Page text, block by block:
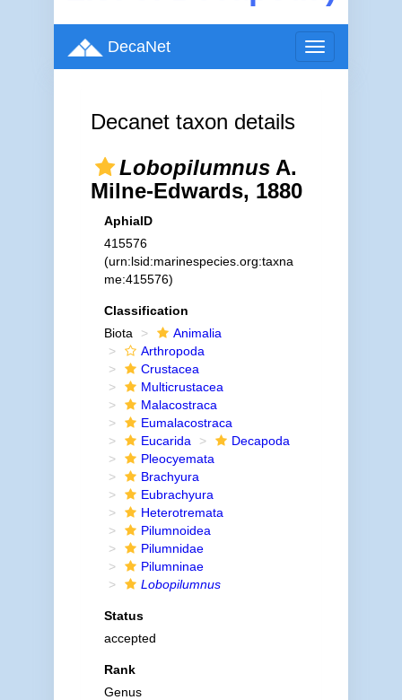
Toggle
navigation
DecaNet
Decanet taxon details
LobopilumnusA.
Milne-Edwards, 1880
AphiaID
415576
(urn:lsid:marinespecies.org:taxna
me:415576)
Classification
Biota
Animalia
Arthropoda
Crustacea
Multicrustacea
Malacostraca
Eumalacostraca
Eucarida
Decapoda
Pleocyemata
Brachyura
Eubrachyura
Heterotremata
Pilumnoidea
Pilumnidae
Pilumninae
Lobopilumnus
Status
accepted
Rank
Genus